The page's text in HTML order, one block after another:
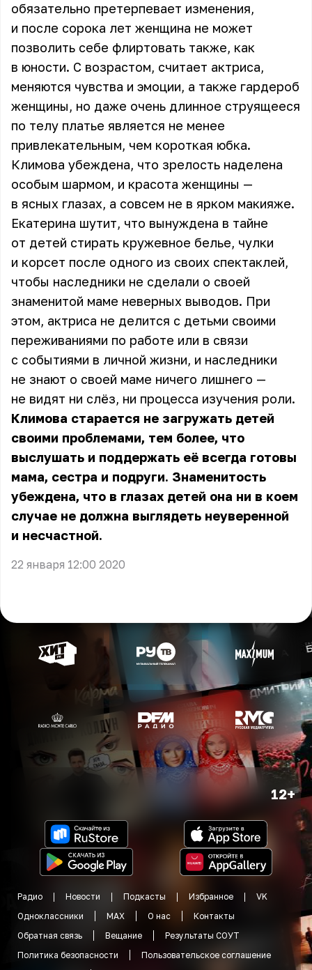
обязательно претерпевает изменения,
и после сорока лет женщина не может
позволить себе флиртовать также, как
в юности. С возрастом, считает актриса,
меняются чувства и эмоции, а также гардероб
женщины, но даже очень длинное струящееся
по телу платье является не менее
привлекательным, чем короткая юбка.
Климова убеждена, что зрелость наделена
особым шармом, и красота женщины —
в ясных глазах, а совсем не в ярком макияже.
Екатерина шутит, что вынуждена в тайне
от детей стирать кружевное белье, чулки
и корсет после одного из своих спектаклей,
чтобы наследники не сделали о своей
знаменитой маме неверных выводов. При
этом, актриса не делится с детьми своими
переживаниями по работе или в связи
с событиями в личной жизни, и наследники
не знают о своей маме ничего лишнего —
не видят ни слёз, ни процесса изучения роли.
Климова старается не загружать детей
своими проблемами, тем более, что
выслушать и поддержать её всегда готовы
мама, сестра и подруги. Знаменитость
убеждена, что в глазах детей она ни в коем
случае не должна выглядеть неуверенной
и несчастной.
22 января 12:00 2020
12+
Радио Новости Подкасты Избранное
VK
Одноклассники
MAX О нас
Контакты
Обратная связь
Вещание
Результаты СОУТ
Политика безопасности
Пользовательское соглашение